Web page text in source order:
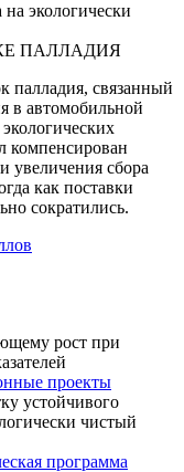
экологически
ПАЛЛАДИЯ
палладия, связанный
в автомобильной
компенсирован
увеличения сбора
как поставки
сократились.
рост при
проекты
устойчивого
чистый
программа